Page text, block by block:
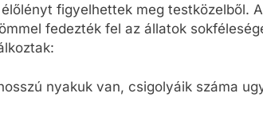
figyelhettek meg testközelből.
fedezték fel az állatok
nyakuk van, csigolyáik száma